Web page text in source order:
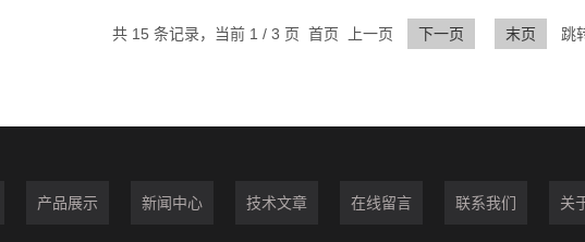
共 15 条记录，当前 1 / 3 页 首页 上一页 下一页 末页 跳
产品展示 新闻中心 技术文章 在线留言 联系我们 关